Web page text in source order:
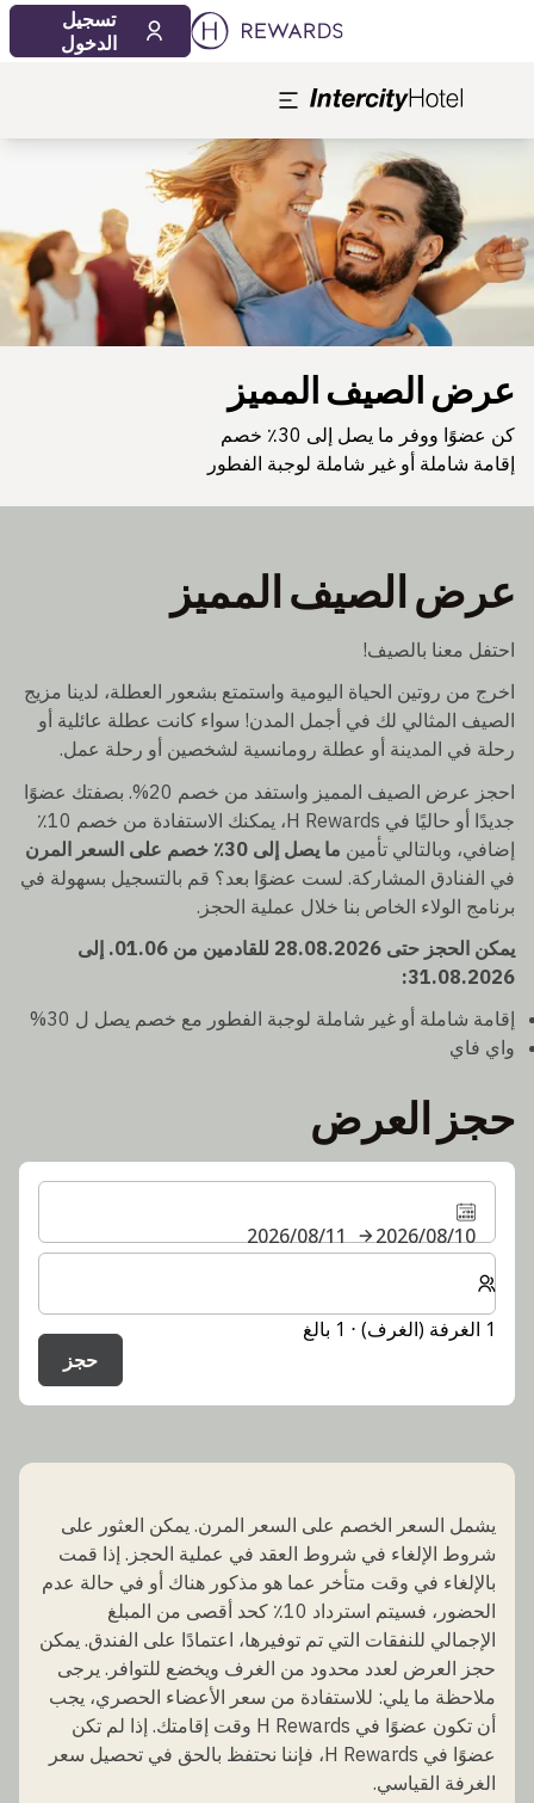
تسجيل
الدخول
عرض الصيف المميز
كن عضوًا ووفر ما يصل إلى 30٪ خصم
إقامة شاملة أو غير شاملة لوجبة الفطور
عرض الصيف المميز
احتفل معنا بالصيف!
اخرج من روتين الحياة اليومية واستمتع بشعور العطلة، لدينا مزيج
الصيف المثالي لك في أجمل المدن! سواء كانت عطلة عائلية أو
رحلة في المدينة أو عطلة رومانسية لشخصين أو رحلة عمل.
احجز عرض الصيف المميز واستفد من خصم 20%. بصفتك عضوًا
جديدًا أو حاليًا في H Rewards، يمكنك الاستفادة من خصم 10٪
إضافي، وبالتالي تأمين ما يصل إلى 30٪ خصم على السعر المرن
في الفنادق المشاركة. لست عضوًا بعد؟ قم بالتسجيل بسهولة في
برنامج الولاء الخاص بنا خلال عملية الحجز.
يمكن الحجز حتى 28.08.2026 للقادمين من 01.06. إلى
31.08.2026:
إقامة شاملة أو غير شاملة لوجبة الفطور مع خصم يصل ل 30%
واي فاي
حجز العرض
10‏/08‏/2026
11‏/08‏/2026
حدد عدد الغرف والضيوف لإقامتك
1 الغرفة (الغرف) ⋅ 1 بالغ
حجز
يشمل السعر الخصم على السعر المرن. يمكن العثور على
شروط الإلغاء في شروط العقد في عملية الحجز. إذا قمت
بالإلغاء في وقت متأخر عما هو مذكور هناك أو في حالة عدم
الحضور، فسيتم استرداد 10٪ كحد أقصى من المبلغ
الإجمالي للنفقات التي تم توفيرها، اعتمادًا على الفندق. يمكن
حجز العرض لعدد محدود من الغرف ويخضع للتوافر. يرجى
ملاحظة ما يلي: للاستفادة من سعر الأعضاء الحصري، يجب
أن تكون عضوًا في H Rewards وقت إقامتك. إذا لم تكن
عضوًا في H Rewards، فإننا نحتفظ بالحق في تحصيل سعر
الغرفة القياسي.